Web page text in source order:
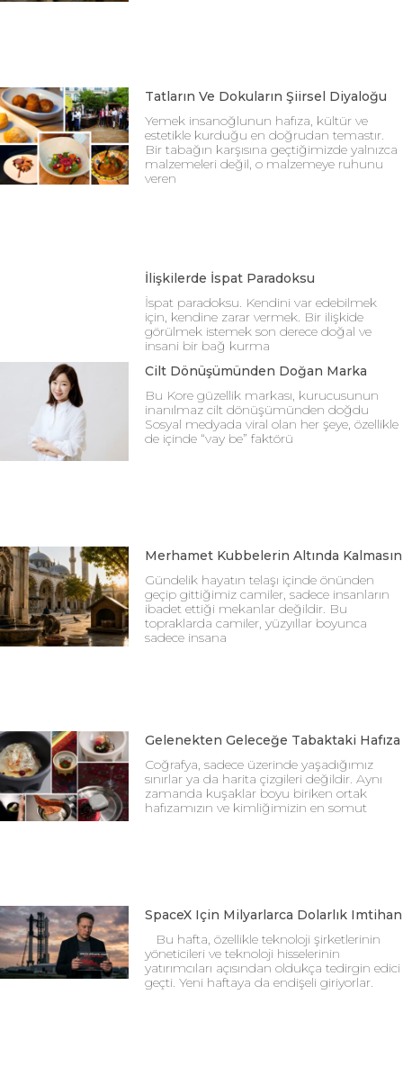
Tatların Ve Dokuların Şiirsel Diyaloğu
Yemek insanoğlunun hafıza, kültür ve
estetikle kurduğu en doğrudan temastır.
Bir tabağın karşısına geçtiğimizde yalnızca
malzemeleri değil, o malzemeye ruhunu
veren
İlişkilerde İspat Paradoksu
İspat paradoksu. Kendini var edebilmek
için, kendine zarar vermek. Bir ilişkide
görülmek istemek son derece doğal ve
insani bir bağ kurma
Cilt Dönüşümünden Doğan Marka
Bu Kore güzellik markası, kurucusunun
inanılmaz cilt dönüşümünden doğdu
Sosyal medyada viral olan her şeye, özellikle
de içinde “vay be” faktörü
Merhamet Kubbelerin Altında Kalmasın
Gündelik hayatın telaşı içinde önünden
geçip gittiğimiz camiler, sadece insanların
ibadet ettiği mekanlar değildir. Bu
topraklarda camiler, yüzyıllar boyunca
sadece insana
Gelenekten Geleceğe Tabaktaki Hafıza
Coğrafya, sadece üzerinde yaşadığımız
sınırlar ya da harita çizgileri değildir. Aynı
zamanda kuşaklar boyu biriken ortak
hafızamızın ve kimliğimizin en somut
SpaceX Için Milyarlarca Dolarlık Imtihan
Bu hafta, özellikle teknoloji şirketlerinin
yöneticileri ve teknoloji hisselerinin
yatırımcıları açısından oldukça tedirgin edici
geçti. Yeni haftaya da endişeli giriyorlar.